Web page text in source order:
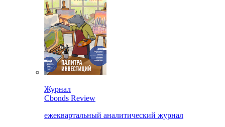
Журнал
Cbonds Review
ежеквартальный аналитический журнал